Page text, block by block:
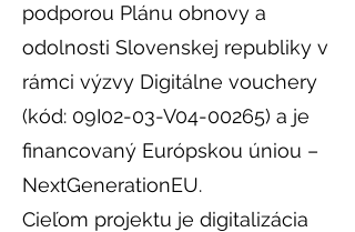
podporou Plánu obnovy a
odolnosti Slovenskej republiky v
rámci výzvy Digitálne vouchery
(kód: 09I02-03-V04-00265) a je
financovaný Európskou úniou –
NextGenerationEU.
Cieľom projektu je digitalizácia